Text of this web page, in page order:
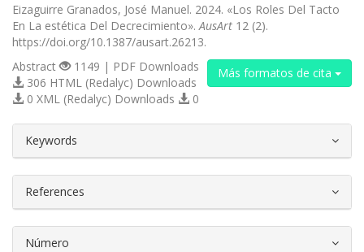
Eizaguirre Granados, José Manuel. 2024. «Los Roles Del Tacto
En La estética Del Decrecimiento».AusArt 12 (2).
https://doi.org/10.1387/ausart.26213.
Más formatos de cita
Abstract
1149 | PDF Downloads
306 HTML (Redalyc) Downloads
0 XML (Redalyc) Downloads
0
Keywords
References
Número